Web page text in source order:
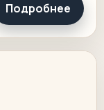
Подробнее